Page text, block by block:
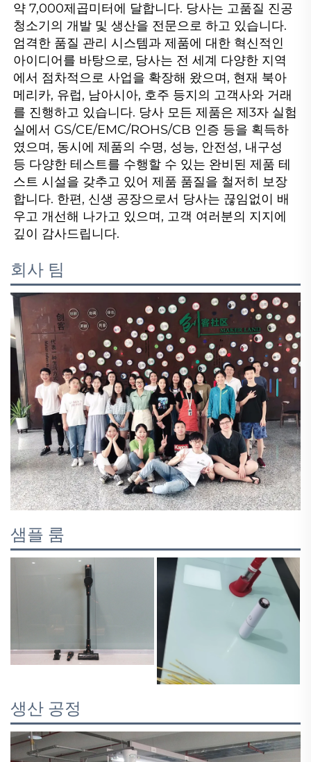
약 7,000제곱미터에 달합니다. 당사는 고품질 진공
청소기의 개발 및 생산을 전문으로 하고 있습니다.
엄격한 품질 관리 시스템과 제품에 대한 혁신적인
아이디어를 바탕으로, 당사는 전 세계 다양한 지역
에서 점차적으로 사업을 확장해 왔으며, 현재 북아
메리카, 유럽, 남아시아, 호주 등지의 고객사와 거래
를 진행하고 있습니다. 당사 모든 제품은 제3자 실험
실에서 GS/CE/EMC/ROHS/CB 인증 등을 획득하
였으며, 동시에 제품의 수명, 성능, 안전성, 내구성
등 다양한 테스트를 수행할 수 있는 완비된 제품 테
스트 시설을 갖추고 있어 제품 품질을 철저히 보장
합니다. 한편, 신생 공장으로서 당사는 끊임없이 배
우고 개선해 나가고 있으며, 고객 여러분의 지지에
깊이 감사드립니다.
회사 팀
샘플 룸
생산 공정